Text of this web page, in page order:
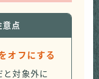
意点
オフにする
対象外に